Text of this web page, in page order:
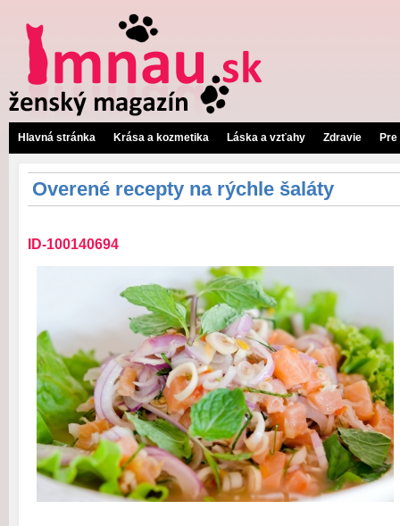
Hlavná stránka Krása a kozmetika Láska a vzťahy Zdravie
Overené recepty na rýchle šaláty
ID-100140694